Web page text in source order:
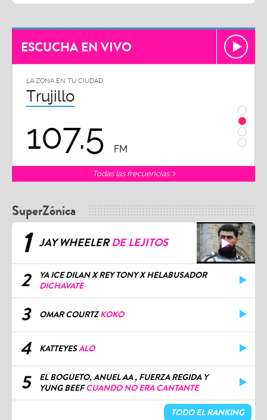
ESCUCHA EN VIVO
LA ZONA EN TU CIUDAD
Trujillo
107.5 FM
Todas las frecuencias
SuperZónica
1 JAY WHEELERDE LEJITOS
2
YA ICE DILAN X REY TONY X HELABUSADOR
DICHAVATE
3 OMAR COURTZKOKO
4 KATTEYESALO
5
EL BOGUETO, ANUEL AA , FUERZA REGIDA Y
YUNG BEEFCUANDO NO ERA CANTANTE
TODO EL RANKING